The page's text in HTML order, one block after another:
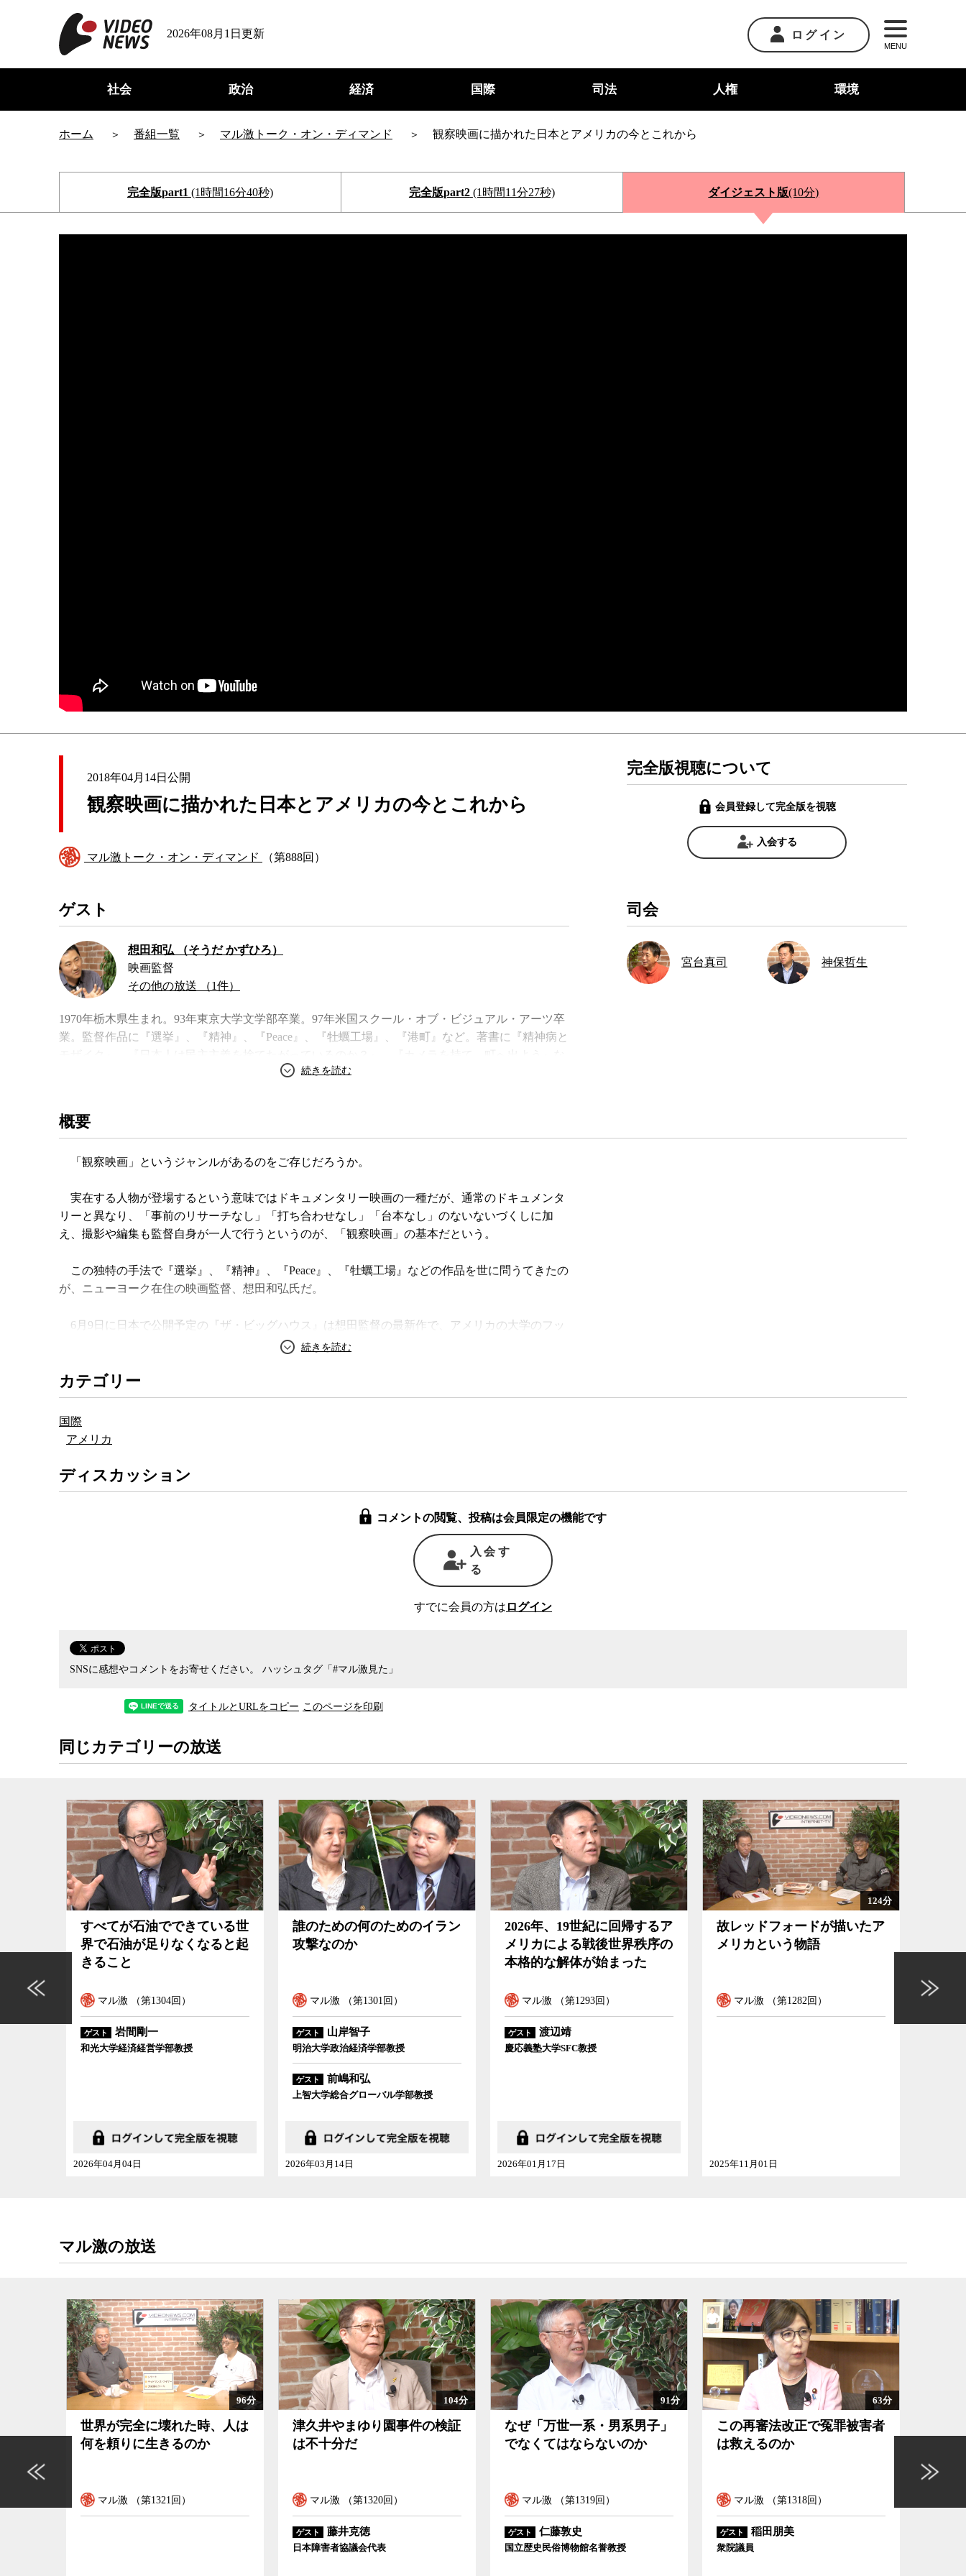
2026年08月1日更新 ログイン
MENU
社会 政治 経済 国際 司法 人権 環境
ホーム 番組一覧 マル激トーク・オン・ディマンド 観察映画に描かれた日本とアメリカの今とこれから
完全版part1 (1時間16分40秒) 完全版part2 (1時間11分27秒) ダイジェスト版(10分)
2018年04月14日公開
観察映画に描かれた日本とアメリカの今とこれから
マル激トーク・オン・ディマンド （第888回）
完全版視聴について
会員登録して完全版を視聴
入会する
ゲスト
想田和弘 （そうだ かずひろ）
映画監督
その他の放送 （1件）
1970年栃木県生まれ。93年東京大学文学部卒業。97年米国スクール・オブ・ビジュアル・アーツ卒
業。監督作品に『選挙』、『精神』、『Peace』、『牡蠣工場』、『港町』など。著書に『精神病と
カメラを持て、町へ出よう
司会
宮台真司 神保哲生
概要
「観察映画」というジャンルがあるのをご存じだろうか。
実在する人物が登場するという意味ではドキュメンタリー映画の一種だが、通常のドキュメンタ
リーと異なり、「事前のリサーチなし」「打ち合わせなし」「台本なし」のないないづくしに加
え、撮影や編集も監督自身が一人で行うというのが、「観察映画」の基本だという。
この独特の手法で『選挙』、『精神』、『Peace』、『牡蠣工場』などの作品を世に問うてきたの
が、ニューヨーク在住の映画監督、想田和弘氏だ。
6月9日に日本で公開予定の『ザ・ビッグハウス』は想田監督の最新作で、アメリカの大学のフッ
トボールを扱った作品だ。タイトルの『ザ・ビッグハウス』というのは、多くのスポーツの分野で
『ミシガン・スタジアム』の愛称だ。
アメリカン・フットボールを取り上げた作品ではあるが、『ザ・ビッグハウス』にはフットボー
ルの試合は全くと言っていいほど出てこない。この映画は毎週10万人を超える観衆が集まるこのス
け、記録している。そこには、準備に追われる警備員や夥しい量の食材を扱う厨房、出番まで待機
する何百人ものマーチング・バンドやチアリーダーたちの舞台裏の緊張した表情、試合で傷ついた
トランプ大統領を生んだ2016年大統領選挙の直前となる10月末に撮影されたこの作品には、地元
の大学のフットボールチームの成績に一喜一憂する人々が無数に登場する。彼らは一見、トランプ
える。しかし、一つひとつの場面をより注意深く「観察」してみると、そこには人種問題や貧富の
領選挙直前のこの時期に、市の人口を上回る数の人が、全身全霊を懸けて大学フットボールに熱狂
している様は、アメリカの地方都市特有の豊かさと同時に、アメリカの病理を反映していると見る
の人々との触れ合いを描いた作品だ。全てがスーパーサイズだった『ザ・ビッグハウス』とは対照
的に、過疎の村でゆっくりとした時間が流れる。これもまた、よく観察眼を凝らして映像を見る
の崩壊が、見事なまでに映し出されている。
一つひとつのカットが長く、ナレーションもテロップ（字幕）もＢＧＭもない想田氏の観察映画
は、制作者側の視点や価値観を押しつけてはこない。しかし、その映像は否が応にも見る者に多く
のことを考えさせる。
「選挙」、「牡蠣工場」などの観察映画で知られる想田氏が『ザ・ビッグハウス』『港町』を通
じて描こうとしたものは何だったのか。観察映画の制作者の目には、現在のアメリカや日本の政
治・社会状況はどのように映っているのか。ニューヨークから一時帰国中の想田氏と、ジャーナリ
て議論した。
カテゴリー
国際
アメリカ
ディスカッション
コメントの閲覧、投稿は会員限定の機能です
入会す
る
すでに会員の方は ログイン
SNSに感想やコメントをお寄せください。 ハッシュタグ「#マル激見た」
タイトルとURLをコピー このページを印刷
同じカテゴリーの放送
誰のための何のためのイラン
攻撃なのか
マル激 （第1301回）
ゲスト 山岸智子
明治大学政治経済学部教授
2026年03月14日
2026年、19世紀に回帰するア
メリカによる戦後世界秩序の
マル激 （第1293回）
ゲスト 渡辺靖
慶応義塾大学SFC教授
2026年01月17日
124分
故レッドフォードが描いたア
メリカという物語
マル激 （第1282回）
2025年11月01日
見えてきたトランプ関税の真
の狙いとその影響
マル激 （第1277回）
2025年09月27日
れる
マル激の放送
104分
津久井やまゆり園事件の検証
は不十分だ
マル激 （第1320回）
91分
なぜ「万世一系・男系男子」
でなくてはならないのか
マル激 （第1319回）
ゲスト 仁藤敦史
国立歴史民俗博物館名誉教授
63分
この再審法改正で冤罪被害者
は救えるのか
マル激 （第1318回）
ゲスト 稲田朋美
衆院議員
102分
日本が金利のある時代に戻る
ということの意味
マル激 （第1317回）
ゲスト 中空麻奈
かんぽ経済研究所主席研究員
ル